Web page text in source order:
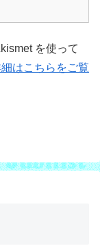
を使って
はこちらをご覧